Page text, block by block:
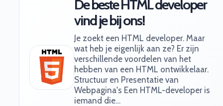
De beste HTML developer
vind je bij ons!
Je zoekt een HTML developer. Maar
wat heb je eigenlijk aan ze? Er zijn
verschillende voordelen van het
hebben van een HTML ontwikkelaar.
Structuur en Presentatie van
Webpagina's Een HTML-developer is
iemand die…